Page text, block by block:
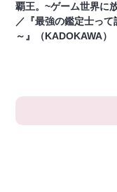
覇王。~ゲーム世界に
／『最強の鑑定士っ
～』（KADOKAWA）